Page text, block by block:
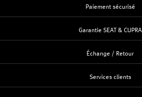
Paiement sécurisé
Garantie SEAT & CUPRA
Échange / Retour
Services clients